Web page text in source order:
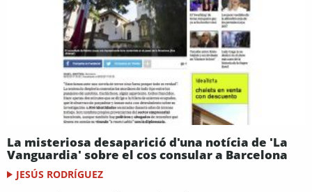
La misteriosa desaparició d'una notícia de 'La
Vanguardia' sobre el cos consular a Barcelona
JESÚS RODRÍGUEZ